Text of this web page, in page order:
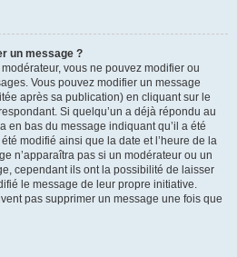
un message ?
vous ne pouvez modifier ou
Vous pouvez modifier un message
après sa publication) en cliquant sur le
Si quelqu’un a déjà répondu au
en bas du message indiquant qu’il a été
modifié ainsi que la date et l’heure de la
n’apparaîtra pas si un modérateur ou un
cependant ils ont la possibilité de laisser
le message de leur propre initiative.
pas supprimer un message une fois que